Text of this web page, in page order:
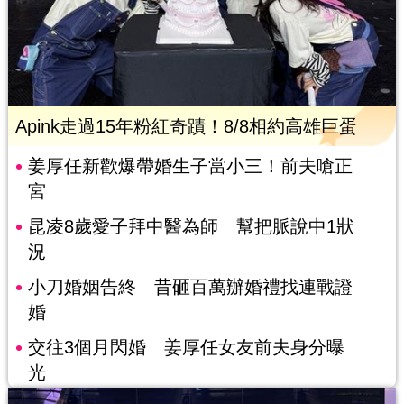
Apink走過15年粉紅奇蹟！8/8相約高雄巨蛋
姜厚任新歡爆帶婚生子當小三！前夫嗆正
宮
昆凌8歲愛子拜中醫為師 幫把脈說中1狀
況
小刀婚姻告終 昔砸百萬辦婚禮找連戰證
婚
交往3個月閃婚 姜厚任女友前夫身分曝
光